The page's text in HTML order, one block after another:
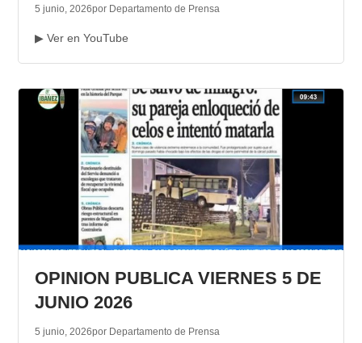
5 junio, 2026por Departamento de Prensa
▶ Ver en YouTube
OPINION PUBLICA VIERNES 5 DE
JUNIO 2026
5 junio, 2026por Departamento de Prensa